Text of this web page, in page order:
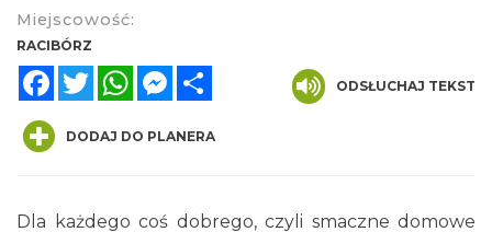
Miejscowość:
RACIBÓRZ
FacebookTwitterWhatsAppMessenger
ODSŁUCHAJ TEKST
DODAJ DO PLANERA
Dla każdego coś dobrego, czyli smaczne domowe